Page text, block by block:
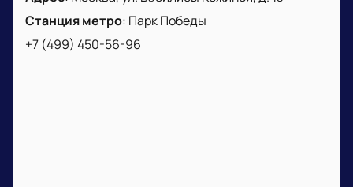
Станция метро: Парк Победы
+7 (499) 450-56-96